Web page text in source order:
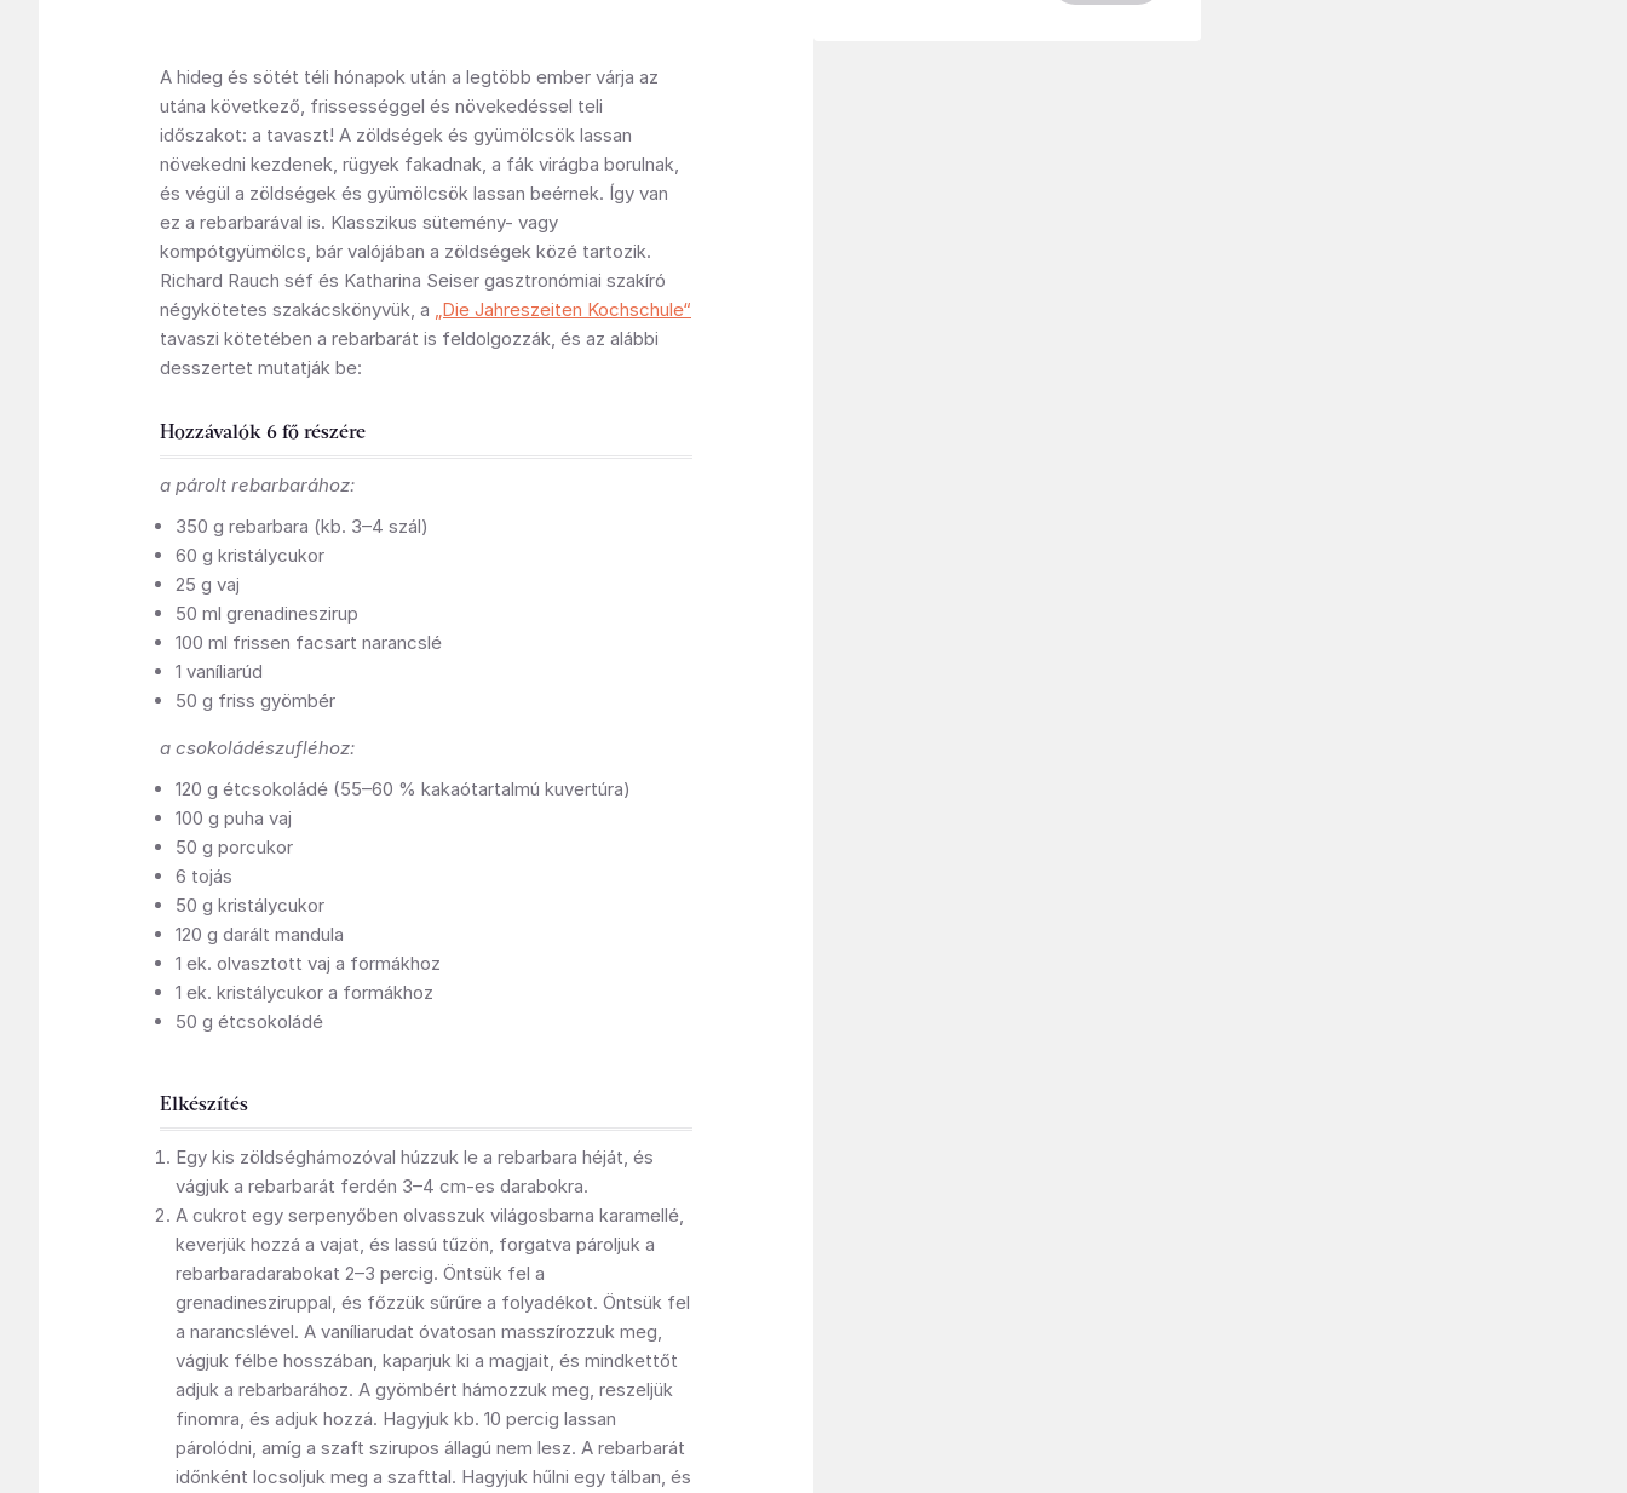
A hideg és sötét téli hónapok után a legtöbb ember várja az
utána következő, frissességgel és növekedéssel teli
időszakot: a tavaszt! A zöldségek és gyümölcsök lassan
növekedni kezdenek, rügyek fakadnak, a fák virágba borulnak,
és végül a zöldségek és gyümölcsök lassan beérnek. Így van
ez a rebarbarával is. Klasszikus sütemény- vagy
kompótgyümölcs, bár valójában a zöldségek közé tartozik.
Richard Rauch séf és Katharina Seiser gasztronómiai szakíró
négykötetes szakácskönyvük, a „Die Jahreszeiten Kochschule“
tavaszi kötetében a rebarbarát is feldolgozzák, és az alábbi
desszertet mutatják be:
Hozzávalók 6 fő részére
a párolt rebarbarához:
350 g rebarbara (kb. 3–4 szál)
60 g kristálycukor
25 g vaj
50 ml grenadineszirup
100 ml frissen facsart narancslé
1 vaníliarúd
50 g friss gyömbér
a csokoládészufléhoz:
120 g étcsokoládé (55–60 % kakaótartalmú kuvertúra)
100 g puha vaj
50 g porcukor
6 tojás
50 g kristálycukor
120 g darált mandula
1 ek. olvasztott vaj a formákhoz
1 ek. kristálycukor a formákhoz
50 g étcsokoládé
Elkészítés
Egy kis zöldséghámozóval húzzuk le a rebarbara héját, és
vágjuk a rebarbarát ferdén 3–4 cm-es darabokra.
A cukrot egy serpenyőben olvasszuk világosbarna karamellé,
keverjük hozzá a vajat, és lassú tűzön, forgatva pároljuk a
rebarbaradarabokat 2–3 percig. Öntsük fel a
grenadinesziruppal, és főzzük sűrűre a folyadékot. Öntsük fel
a narancslével. A vaníliarudat óvatosan masszírozzuk meg,
vágjuk félbe hosszában, kaparjuk ki a magjait, és mindkettőt
adjuk a rebarbarához. A gyömbért hámozzuk meg, reszeljük
finomra, és adjuk hozzá. Hagyjuk kb. 10 percig lassan
párolódni, amíg a szaft szirupos állagú nem lesz. A rebarbarát
időnként locsoljuk meg a szafttal. Hagyjuk hűlni egy tálban, és